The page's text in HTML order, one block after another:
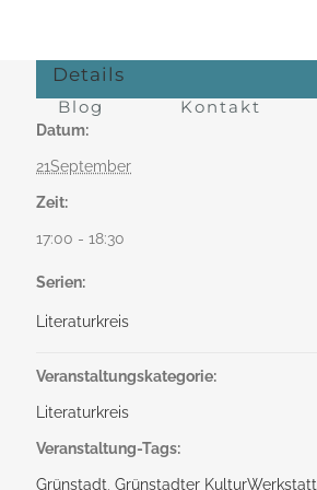
Blog Kontakt
Details
Datum:
21September
Zeit:
17:00 - 18:30
Serien:
Literaturkreis
Veranstaltungskategorie:
Literaturkreis
Veranstaltung-Tags:
Grünstadt ,Grünstadter KulturWerkstatt